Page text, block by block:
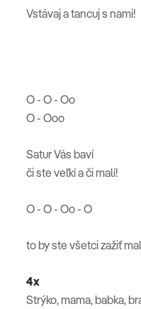
Vstávaj a tancuj s nami!
O - O - Oo
O - Ooo
Satur Vás baví
či ste veľkí a či malí!
O - O - Oo - O
to by ste všetci zažiť
4x
Strýko, mama, babka,